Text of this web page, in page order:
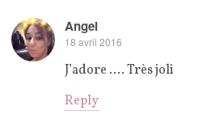
Angel
18 avril 2016
J’adore …. Très joli
Reply